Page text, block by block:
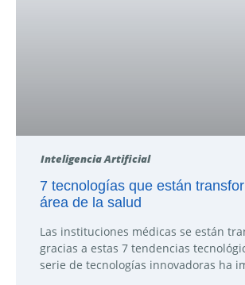
Inteligencia Artificial
7 tecnologías que están
área de la salud
Las instituciones médicas se están
gracias a estas 7 tendencias
serie de tecnologías innovadoras ha